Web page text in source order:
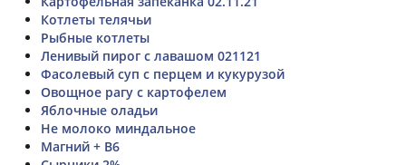
Котлеты телячьи
Рыбные котлеты
Ленивый пирог с лавашом 021121
Фасолевый суп с перцем и кукурузой
Овощное рагу с картофелем
Яблочные оладьи
Не молоко миндальное
Магний + В6